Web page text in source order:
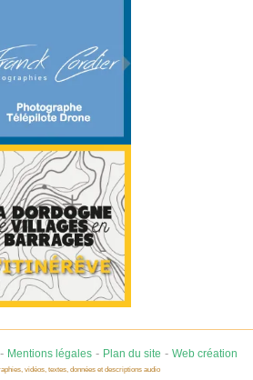
Mentions légales- Plan du site - Web création
vidéos, textes, données et descriptions audio